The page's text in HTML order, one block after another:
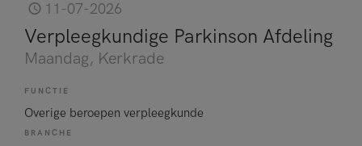
11-07-2026
Verpleegkundige Parkinson Afdeling
Maandag, Kerkrade
FUNCTIE
Overige beroepen verpleegkunde
BRANCHE